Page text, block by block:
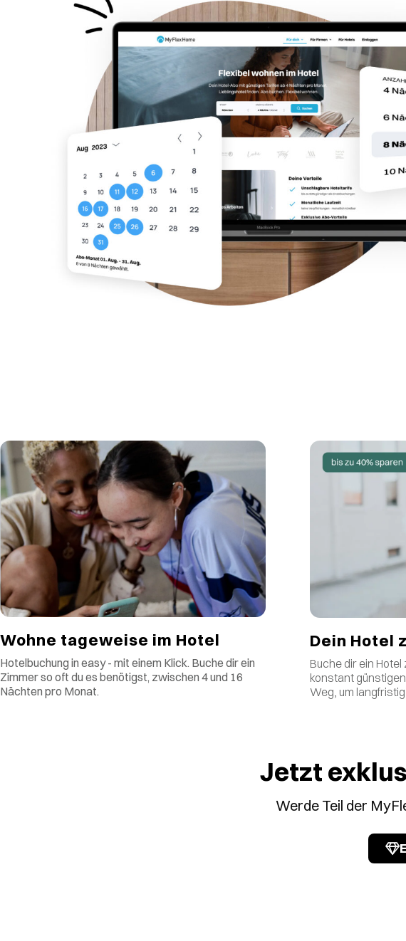
Wohne tageweise im Hotel
Hotelbuchung in easy - mit einem Klick. Buche dir ein
Zimmer so oft du es benötigst, zwischen 4 und 16
Nächten pro Monat.
Dein Hotel
Buche dir ein
konstant
Weg, um
Jetzt
Werde Teil der